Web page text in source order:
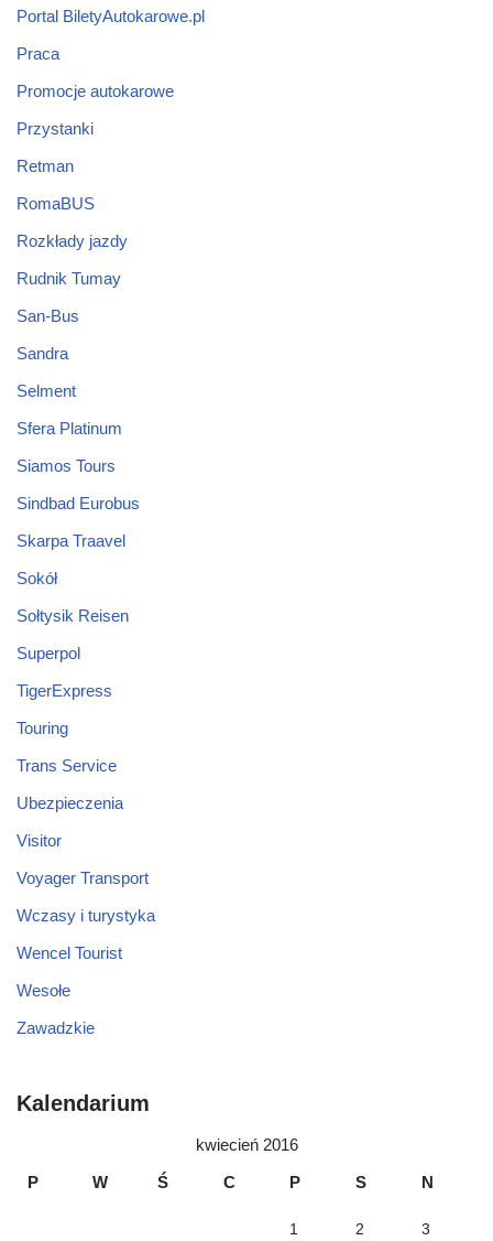
Portal BiletyAutokarowe.pl
Praca
Promocje autokarowe
Przystanki
Retman
RomaBUS
Rozkłady jazdy
Rudnik Tumay
San-Bus
Sandra
Selment
Sfera Platinum
Siamos Tours
Sindbad Eurobus
Skarpa Traavel
Sokół
Sołtysik Reisen
Superpol
TigerExpress
Touring
Trans Service
Ubezpieczenia
Visitor
Voyager Transport
Wczasy i turystyka
Wencel Tourist
Wesołe
Zawadzkie
Kalendarium
kwiecień 2016
P
W Ś C P S N
1 2 3